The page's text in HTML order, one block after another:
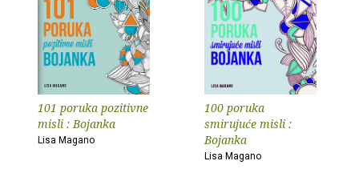
101 poruka pozitivne
misli : Bojanka
Lisa Magano
100 poruka
smirujuće misli :
Bojanka
Lisa Magano